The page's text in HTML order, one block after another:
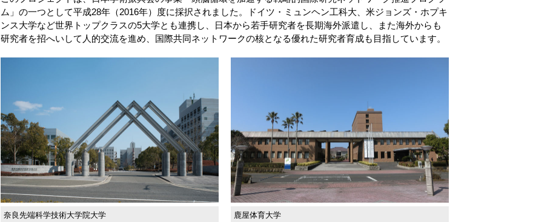
ム」の一つとして平成28年（2016年）度に採択されました。ドイツ・ミュンヘン工科大、米ジョンズ・ホプキ
ンス大学など世界トップクラスの5大学とも連携し、日本から若手研究者を長期海外派遣し、また海外からも
研究者を招へいして人的交流を進め、国際共同ネットワークの核となる優れた研究者育成も目指しています。
奈良先端科学技術大学院大学 鹿屋体育大学